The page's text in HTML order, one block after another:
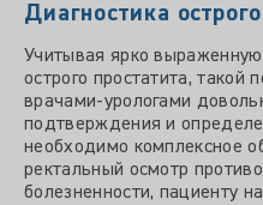
Диагностика
Учитывая ярко
острого простатита, такой
врачами-урологами
подтверждения и
необходимо комплексное
ректальный осмотр
болезненности, пациенту